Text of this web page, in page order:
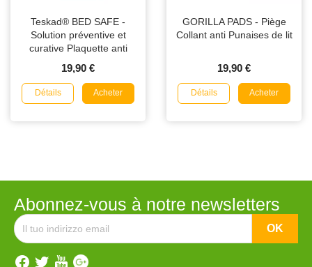
Teskad® BED SAFE -
Solution préventive et
curative Plaquette anti
Punaises de Lit
19,90 €
Détails Acheter
GORILLA PADS - Piège
Collant anti Punaises de lit
19,90 €
Détails Acheter
Abonnez-vous à notre newsletters